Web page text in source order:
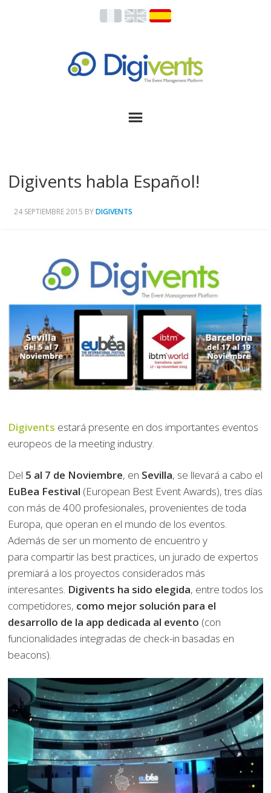
Digivents habla Español!
24 SEPTIEMBRE 2015 BYDIGIVENTS
Digivents estará presente en dos importantes eventos
europeos de la meeting industry.
Del 5 al 7 de Noviembre, en Sevilla, se llevará a cabo el
EuBea Festival (European Best Event Awards), tres días
con más de 400 profesionales, provenientes de toda
Europa, que operan en el mundo de los eventos.
Además de ser un momento de encuentro y
para compartir las best practices, un jurado de expertos
premiará a los proyectos considerados más
interesantes. Digivents ha sido elegida, entre todos los
competidores, como mejor solución para el
desarrollo de la app dedicada al evento (con
funcionalidades integradas de check-in basadas en
beacons).